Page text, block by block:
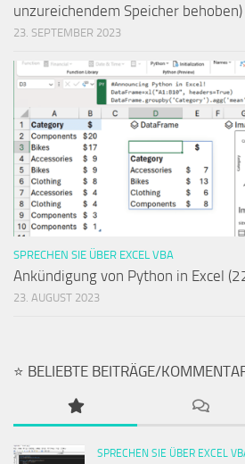
unzureichendem Speicher behoben)
23. SEPTEMBER 2023
SPRECHEN SIE ÜBER EXCEL VBA
Ankündigung von Python in Excel
23. AUGUST 2023
⭐ BELIEBTE BEITRÄGE/
SPRECHEN SIE ÜBER EXCEL